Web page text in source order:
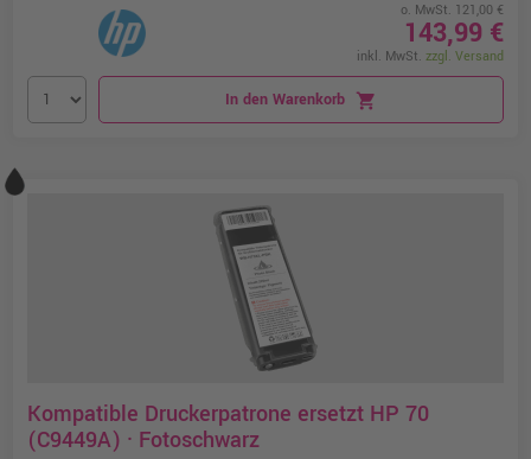
o. MwSt. 121,00 €
143,99 €
inkl. MwSt. zzgl. Versand
In den Warenkorb shopping_cart
Kompatible Druckerpatrone ersetzt HP 70
(C9449A) · Fotoschwarz